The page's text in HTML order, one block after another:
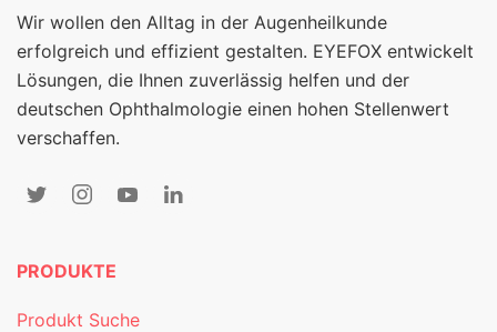
Wir wollen den Alltag in der Augenheilkunde
erfolgreich und effizient gestalten. EYEFOX entwickelt
Lösungen, die Ihnen zuverlässig helfen und der
deutschen Ophthalmologie einen hohen Stellenwert
verschaffen.
PRODUKTE
Produkt Suche